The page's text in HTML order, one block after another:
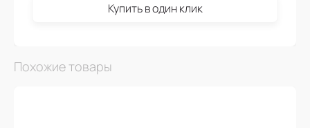
Купить в один клик
Похожие товары